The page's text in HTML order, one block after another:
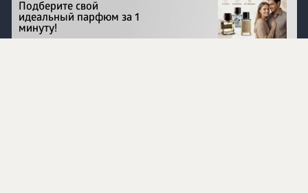
Перейти на сайт
Подберите свой
идеальный парфюм за 1
минуту!